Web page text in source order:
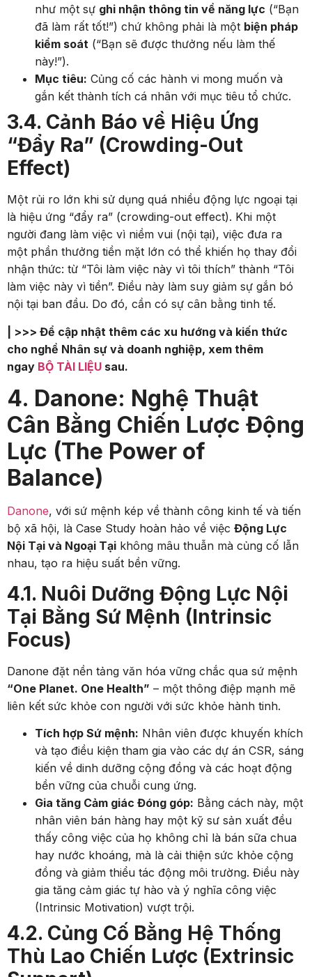
như một sự ghi nhận thông tin về năng lực (“Bạn
đã làm rất tốt!”) chứ không phải là một biện pháp
kiểm soát (“Bạn sẽ được thưởng nếu làm thế
này!”).
Mục tiêu: Củng cố các hành vi mong muốn và
gắn kết thành tích cá nhân với mục tiêu tổ chức.
3.4. Cảnh Báo về Hiệu Ứng
“Đẩy Ra” (Crowding-Out
Effect)
Một rủi ro lớn khi sử dụng quá nhiều động lực ngoại tại
là hiệu ứng “đẩy ra” (crowding-out effect). Khi một
người đang làm việc vì niềm vui (nội tại), việc đưa ra
một phần thưởng tiền mặt lớn có thể khiến họ thay đổi
nhận thức: từ “Tôi làm việc này vì tôi thích” thành “Tôi
làm việc này vì tiền”. Điều này làm suy giảm sự gắn bó
nội tại ban đầu. Do đó, cần có sự cân bằng tinh tế.
| >>> Để cập nhật thêm các xu hướng và kiến thức
cho nghề Nhân sự và doanh nghiệp, xem thêm
ngay BỘ TÀI LIỆU sau.
4. Danone: Nghệ Thuật
Cân Bằng Chiến Lược Động
Lực (The Power of
Balance)
Danone, với sứ mệnh kép về thành công kinh tế và tiến
bộ xã hội, là Case Study hoàn hảo về việc Động Lực
Nội Tại và Ngoại Tại không mâu thuẫn mà củng cố lẫn
nhau, tạo ra hiệu suất bền vững.
4.1. Nuôi Dưỡng Động Lực Nội
Tại Bằng Sứ Mệnh (Intrinsic
Focus)
Danone đặt nền tảng văn hóa vững chắc qua sứ mệnh
“One Planet. One Health” – một thông điệp mạnh mẽ
liên kết sức khỏe con người với sức khỏe hành tinh.
Tích hợp Sứ mệnh: Nhân viên được khuyến khích
và tạo điều kiện tham gia vào các dự án CSR, sáng
kiến về dinh dưỡng cộng đồng và các hoạt động
bền vững của chuỗi cung ứng.
Gia tăng Cảm giác Đóng góp: Bằng cách này, một
nhân viên bán hàng hay một kỹ sư sản xuất đều
thấy công việc của họ không chỉ là bán sữa chua
hay nước khoáng, mà là cải thiện sức khỏe cộng
đồng và giảm thiểu tác động môi trường. Điều này
gia tăng cảm giác tự hào và ý nghĩa công việc
(Intrinsic Motivation) vượt trội.
4.2. Củng Cố Bằng Hệ Thống
Thù Lao Chiến Lược (Extrinsic